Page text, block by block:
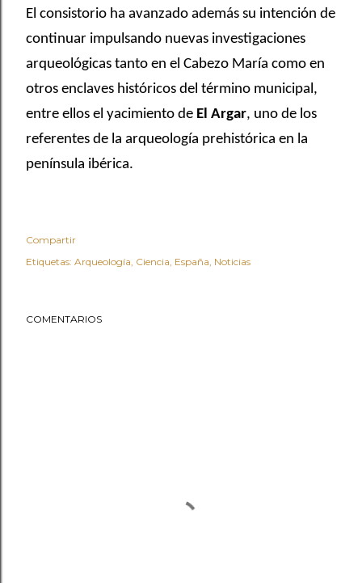
El consistorio ha avanzado además su intención de
continuar impulsando nuevas investigaciones
arqueológicas tanto en el Cabezo María como en
otros enclaves históricos del término municipal,
entre ellos el yacimiento de El Argar, uno de los
referentes de la arqueología prehistórica en la
península ibérica.
Compartir
Etiquetas: Arqueología Ciencia España Noticias
COMENTARIOS